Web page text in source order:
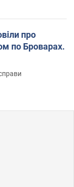
про
по Броварах.